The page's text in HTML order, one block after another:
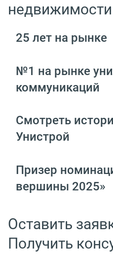
недвижимости
25 лет на рынке
№1 на рынке
коммуникаций
Смотреть
Унистрой
Призер
вершины 2025»
Оставить
Получить